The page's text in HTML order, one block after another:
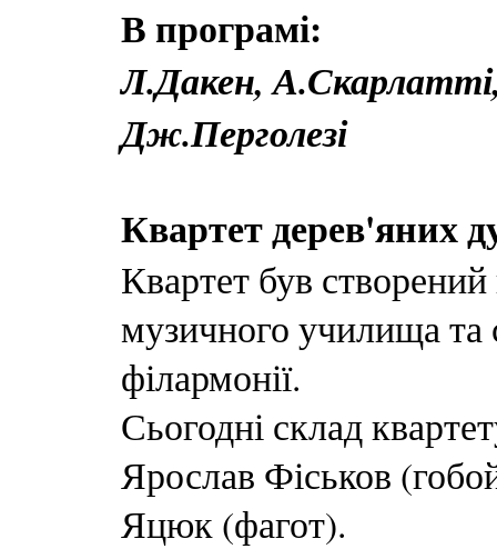
В програмі:
Л.Дакен,
Дж.Перголезі
Квартет дерев'яних
Квартет був створений
музичного училища та
філармонії.
Сьогодні склад
Ярослав Фіськов
Яцюк (фагот).